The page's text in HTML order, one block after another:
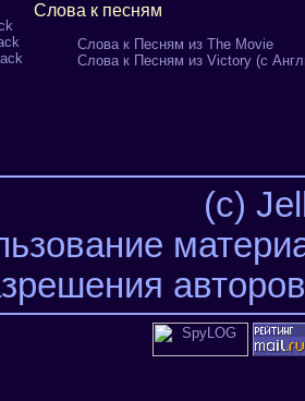
Слова к песням
Слова к Песням из The Movie
Слова к Песням из Victory (с
(c)